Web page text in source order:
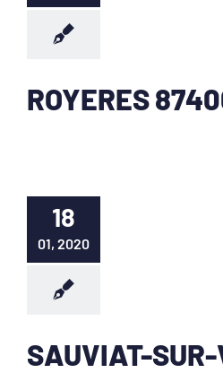
ROYERES
18
01, 2020
SAUVIAT-